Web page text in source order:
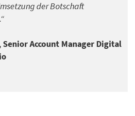
der Botschaft
Account Manager Digital